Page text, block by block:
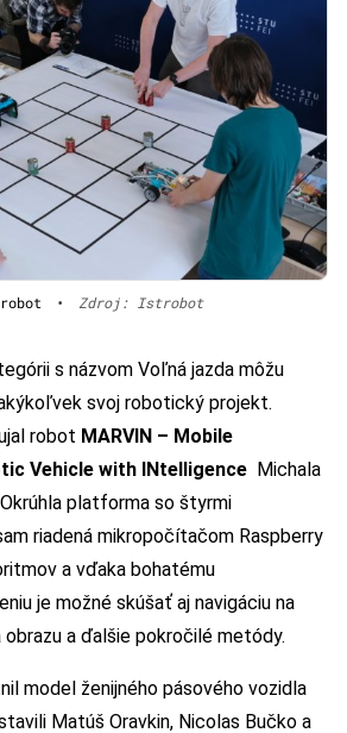
• Zdroj: Istrobot
s názvom Voľná jazda môžu
svoj robotický projekt.
robot MARVIN – Mobile
Vehicle with INtelligence Michala
platforma so štyrmi
riadená mikropočítačom Raspberry
a vďaka bohatému
je možné skúšať aj navigáciu na
obrazu a ďalšie pokročilé metódy.
model ženijného pásového vozidla
Matúš Oravkin, Nicolas Bučko a